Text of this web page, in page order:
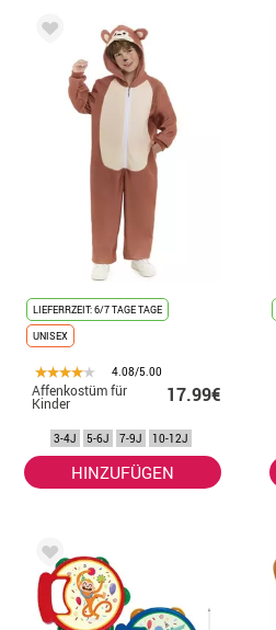
LIEFERRZEIT: 6/7 TAGE TAGE
UNISEX
4.08/5.00
Affenkostüm für
Kinder 17.99€
3-4J 5-6J 7-9J 10-12J
HINZUFÜGEN